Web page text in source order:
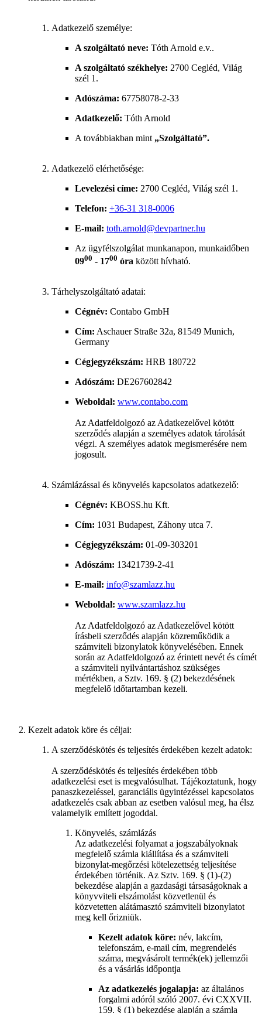
Adatkezelő személye:
A szolgáltató neve: Tóth Arnold e.v..
A szolgáltató székhelye: 2700 Cegléd, Világ
szél 1.
Adószáma: 67758078-2-33
Adatkezelő: Tóth Arnold
A továbbiakban mint „Szolgáltató”.
Adatkezelő elérhetősége:
Levelezési címe: 2700 Cegléd, Világ szél 1.
Telefon: +36-31 318-0006
E-mail: toth.arnold@devpartner.hu
Az ügyfélszolgálat munkanapon, munkaidőben
0900 - 1700 óra között hívható.
Tárhelyszolgáltató adatai:
Cégnév: Contabo GmbH
Cím: Aschauer Straße 32a, 81549 Munich,
Germany
Cégjegyzékszám: HRB 180722
Adószám: DE267602842
Weboldal: www.contabo.com
Az Adatfeldolgozó az Adatkezelővel kötött
szerződés alapján a személyes adatok tárolását
végzi. A személyes adatok megismerésére nem
jogosult.
Számlázással és könyvelés kapcsolatos adatkezelő:
Cégnév: KBOSS.hu Kft.
Cím: 1031 Budapest, Záhony utca 7.
Cégjegyzékszám: 01-09-303201
Adószám: 13421739-2-41
E-mail: info@szamlazz.hu
Weboldal: www.szamlazz.hu
Az Adatfeldolgozó az Adatkezelővel kötött
írásbeli szerződés alapján közreműködik a
számviteli bizonylatok könyvelésében. Ennek
során az Adatfeldolgozó az érintett nevét és címét
a számviteli nyilvántartáshoz szükséges
mértékben, a Sztv. 169. § (2) bekezdésének
megfelelő időtartamban kezeli.
Kezelt adatok köre és céljai:
A szerződéskötés és teljesítés érdekében kezelt adatok:
A szerződéskötés és teljesítés érdekében több
adatkezelési eset is megvalósulhat. Tájékoztatunk, hogy
panaszkezeléssel, garanciális ügyintézéssel kapcsolatos
adatkezelés csak abban az esetben valósul meg, ha élsz
valamelyik említett jogoddal.
Könyvelés, számlázás
Az adatkezelési folyamat a jogszabályoknak
megfelelő számla kiállítása és a számviteli
bizonylat-megőrzési kötelezettség teljesítése
érdekében történik. Az Sztv. 169. § (1)-(2)
bekezdése alapján a gazdasági társaságoknak a
könyvviteli elszámolást közvetlenül és
közvetetten alátámasztó számviteli bizonylatot
meg kell őrizniük.
Kezelt adatok köre: név, lakcím,
telefonszám, e-mail cím, megrendelés
száma, megvásárolt termék(ek) jellemzői
és a vásárlás időpontja
Az adatkezelés jogalapja: az általános
forgalmi adóról szóló 2007. évi CXXVII.
159. § (1) bekezdése alapján a számla